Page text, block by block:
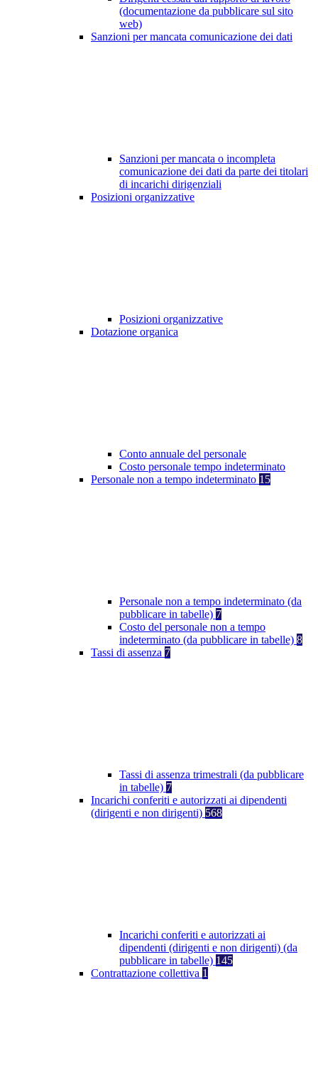
(documentazione da pubblicare sul sito
web)
Sanzioni per mancata comunicazione dei dati
Sanzioni per mancata o incompleta
comunicazione dei dati da parte dei titolari
di incarichi dirigenziali
Posizioni organizzative
Posizioni organizzative
Dotazione organica
Conto annuale del personale
Costo personale tempo indeterminato
Personale non a tempo indeterminato 15
Personale non a tempo indeterminato (da
pubblicare in tabelle) 7
Costo del personale non a tempo
indeterminato (da pubblicare in tabelle) 8
Tassi di assenza 7
Tassi di assenza trimestrali (da pubblicare
in tabelle) 7
Incarichi conferiti e autorizzati ai dipendenti
(dirigenti e non dirigenti) 568
Incarichi conferiti e autorizzati ai
dipendenti (dirigenti e non dirigenti) (da
pubblicare in tabelle) 145
Contrattazione collettiva 1